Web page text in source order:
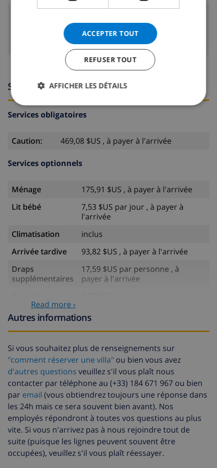
Services
Services obligatoires
Caution: 469,08 $US , à payer à l'arrivée
Services optionnels
Ménage
175,91 $US , à payer à l'arrivée
Lit bébé
7,53 $US par jour , à payer à
l'arrivée
Climatisation
inclus
Arrivée tardive
93,82 $US , à payer à l'arrivée
Draps
supplémentaires
17,59 $US par personne , à
payer à l'arrivée
supplémentaires
Départ tardif
113,75 $US
supplémentaire
énergétique (52,77 $US/HOUR)
Fonds
d'annulation:
4.80% du montant total
Read more ›
Autres informations
Si vous souhaitez plus de renseignements sur
"comment réserver une villa" ou bien vous avez
d'autres questions veuillez s'il vous plaît nous
contacter par téléphone au (+33) 184 671 967 ou bien
par email (vous obtiendrez toujours une réponse dans
les 24h mais ce sera souvent bien avant). Nos
employés répondront à toutes vos questions au plus
vite. Si vous n'arrivez pas à nous rejoindre tout de
suite (puisque les lignes peuvent souvent être
occupées), veuillez s'il vous plaît réessayer.
ACCEPTER TOUT
REFUSER TOUT
AFFICHER LES DÉTAILS